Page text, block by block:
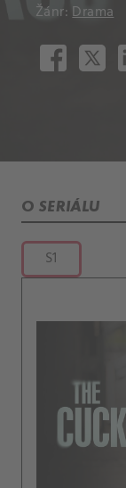
Žánr:Drama
O SERIÁLU
S1